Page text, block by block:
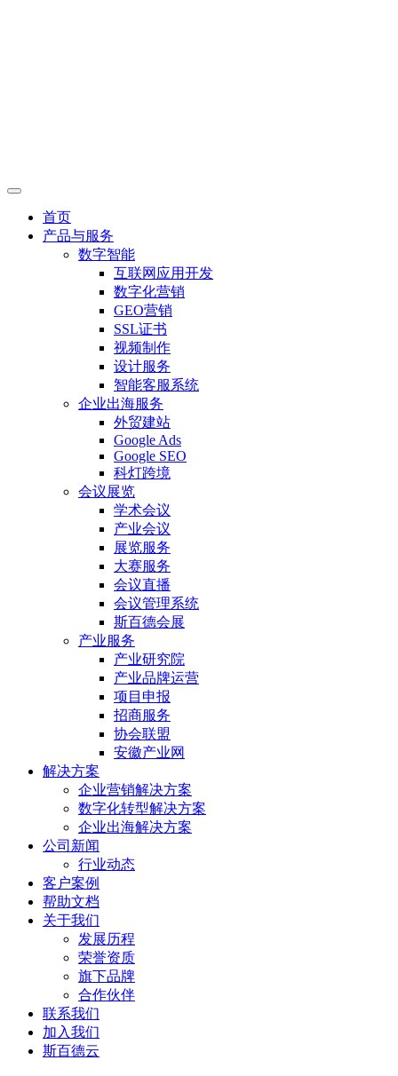
首页
产品与服务
数字智能
互联网应用开发
数字化营销
GEO营销
SSL证书
视频制作
设计服务
智能客服系统
企业出海服务
外贸建站
Google Ads
Google SEO
科灯跨境
会议展览
学术会议
产业会议
展览服务
大赛服务
会议直播
会议管理系统
斯百德会展
产业服务
产业研究院
产业品牌运营
项目申报
招商服务
协会联盟
安徽产业网
解决方案
企业营销解决方案
数字化转型解决方案
企业出海解决方案
公司新闻
行业动态
客户案例
帮助文档
关于我们
发展历程
荣誉资质
旗下品牌
合作伙伴
联系我们
加入我们
斯百德云